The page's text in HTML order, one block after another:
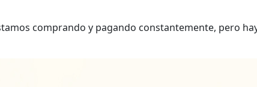
comprando y pagando constantemente, pero